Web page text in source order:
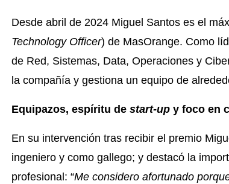
Desde abril de 2024 Miguel Santos es el
Technology Officer) de MasOrange. Como
de Red, Sistemas, Data, Operaciones y
la compañía y gestiona un equipo de
Equipazos, espíritu de start-up y foco en
En su intervención tras recibir el premio
ingeniero y como gallego; y destacó la
profesional: “Me considero afortunado